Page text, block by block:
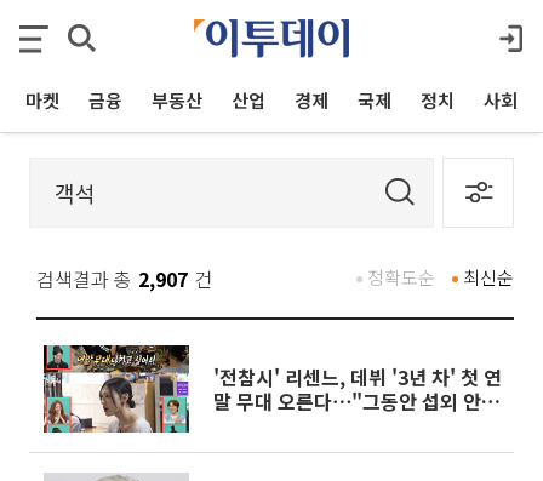
마켓 금융 부동산 산업 경제 국제 정치 사회
검색결과 총 2,907 건 최신순
정확도순
'전참시' 리센느, 데뷔 '3년 차' 첫 연
말 무대 오른다⋯"그동안 섭외 안